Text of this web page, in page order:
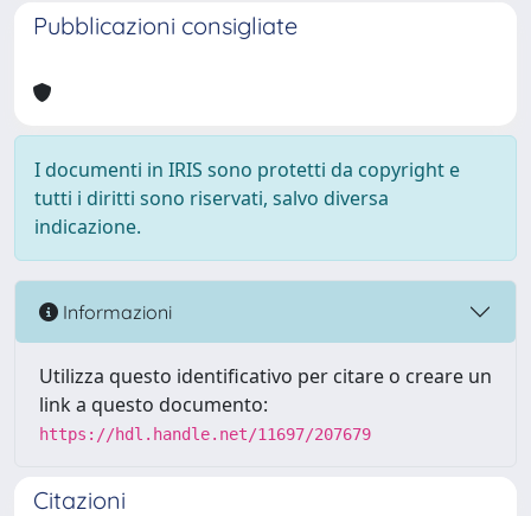
Pubblicazioni consigliate
I documenti in IRIS sono protetti da copyright e
tutti i diritti sono riservati, salvo diversa
indicazione.
Informazioni
Utilizza questo identificativo per citare o creare un
link a questo documento:
https://hdl.handle.net/11697/207679
Citazioni